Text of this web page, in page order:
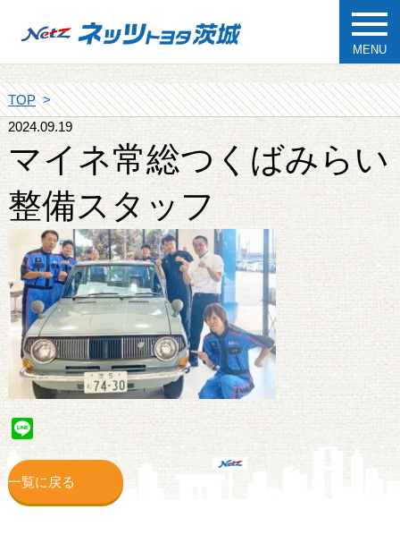
MENU
TOP
2024.09.19
マイネ常総つくばみらい
整備スタッフ
Line
一覧に戻る